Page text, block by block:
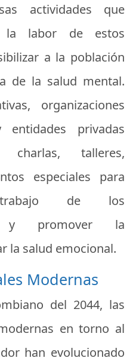
actividades que
la labor de estos
a la población
de la salud mental.
organizaciones
entidades privadas
charlas, talleres,
especiales para
de los
y promover la
la salud emocional.
Modernas
del 2044, las
en torno al
han evolucionado